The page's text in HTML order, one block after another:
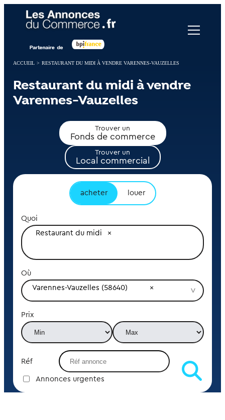
ACCUEIL > RESTAURANT DU MIDI À VENDRE VARENNES-VAUZELLES
Restaurant du midi à vendre
Varennes-Vauzelles
Trouver un
Fonds de commerce
Trouver un
Local commercial
acheter louer
Quoi
Restaurant du midi
Où
Varennes-Vauzelles (58640)
Prix
Réf
Annonces urgentes
Panneau de gestion des cookies